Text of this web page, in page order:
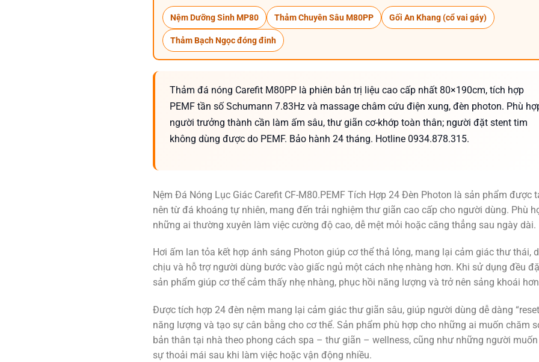
Nệm Dưỡng Sinh MP80 Thảm Chuyên Sâu M80PP Gối An Khang (cổ vai gáy)
Thảm Bạch Ngọc đóng đinh
Thảm đá nóng Carefit M80PP là phiên bản trị liệu cao cấp nhất 80×190cm, tích hợp
PEMF tần số Schumann 7.83Hz và massage châm cứu điện xung, đèn photon. Phù
người trưởng thành cần làm ấm sâu, thư giãn cơ-khớp toàn thân; người đặt stent tim
không dùng được do PEMF. Bảo hành 24 tháng. Hotline 0934.878.315.
Nệm Đá Nóng Lục Giác Carefit CF-M80.PEMF Tích Hợp 24 Đèn Photon là sản phẩm được
nên từ đá khoáng tự nhiên, mang đến trải nghiệm thư giãn cao cấp cho người dùng. Phù
những ai thường xuyên làm việc cường độ cao, dễ mệt mỏi hoặc căng thẳng sau ngày dài.
Hơi ấm lan tỏa kết hợp ánh sáng Photon giúp cơ thể thả lỏng, mang lại cảm giác thư thái,
chịu và hỗ trợ người dùng bước vào giấc ngủ một cách nhẹ nhàng hơn. Khi sử dụng đều
sản phẩm giúp cơ thể cảm thấy nhẹ nhàng, phục hồi năng lượng và trở nên sảng khoái
Được tích hợp 24 đèn nệm mang lại cảm giác thư giãn sâu, giúp người dùng dễ dàng
năng lượng và tạo sự cân bằng cho cơ thể. Sản phẩm phù hợp cho những ai muốn chăm
bản thân tại nhà theo phong cách spa – thư giãn – wellness, cũng như những người
sự thoải mái sau khi làm việc hoặc vận động nhiều.